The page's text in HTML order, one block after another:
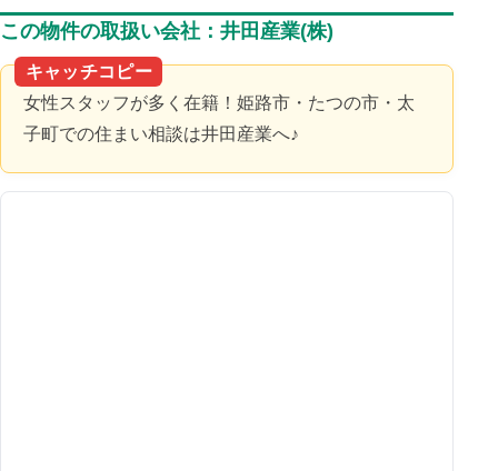
この物件の取扱い会社：井田産業(株)
キャッチコピー
女性スタッフが多く在籍！姫路市・たつの市・太
子町での住まい相談は井田産業へ♪